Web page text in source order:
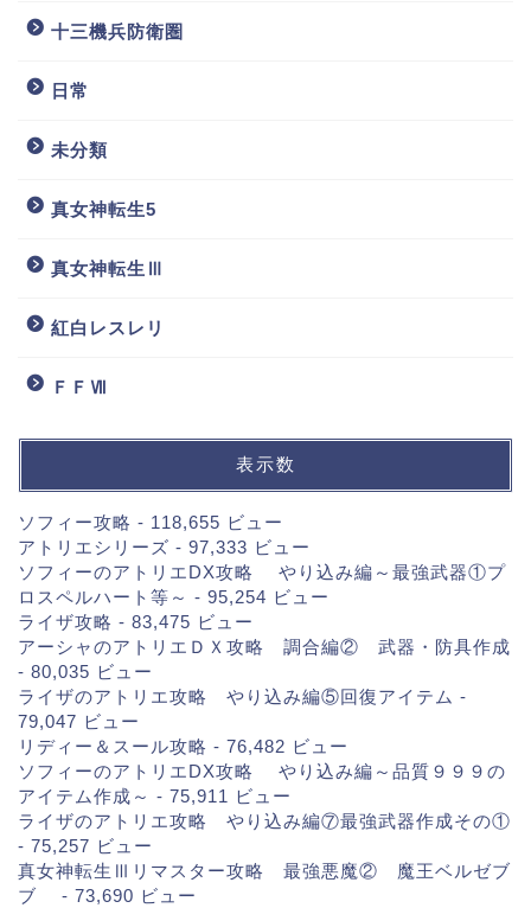
十三機兵防衛圏
日常
未分類
真女神転生5
真女神転生Ⅲ
紅白レスレリ
ＦＦⅦ
表示数
ソフィー攻略 - 118,655 ビュー
アトリエシリーズ - 97,333 ビュー
ソフィーのアトリエDX攻略 やり込み編～最強武器①プ
ロスペルハート等～ - 95,254 ビュー
ライザ攻略 - 83,475 ビュー
アーシャのアトリエＤＸ攻略 調合編② 武器・防具作成
- 80,035 ビュー
ライザのアトリエ攻略 やり込み編⑤回復アイテム -
79,047 ビュー
リディー＆スール攻略 - 76,482 ビュー
ソフィーのアトリエDX攻略 やり込み編～品質９９９の
アイテム作成～ - 75,911 ビュー
ライザのアトリエ攻略 やり込み編⑦最強武器作成その①
- 75,257 ビュー
真女神転生Ⅲリマスター攻略 最強悪魔② 魔王ベルゼブ
ブ
- 73,690 ビュー